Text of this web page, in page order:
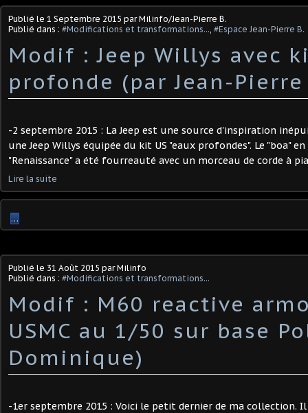
Publié le 1 Septembre 2015 par Milinfo/Jean-Pierre B.
Publié dans : #Modifications et transformations..., #Espace Jean-Pierre B.
Modif : Jeep Willys avec
profonde (par Jean-Pierre
-2 septembre 2015 : La Jeep est une source d'inspiration
une Jeep Willys équipée du kit US "eaux profondes". Le "boa"
"Renaissance" a été fourreauté avec un morceau de corde à
Lire la suite
…
Publié le 31 Août 2015 par Milinfo
Publié dans : #Modifications et transformations...
Modif : M60 reactive
USMC au 1/50 sur base
Dominique)
-1er septembre 2015 : Voici le petit dernier de ma collection.